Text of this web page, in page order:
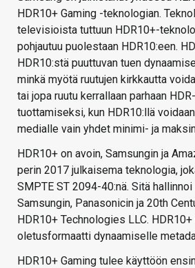
HDR10+ Gaming -teknologian.
televisioista tuttuun HDR10+-
pohjautuu puolestaan HDR10:een.
HDR10:stä puuttuvan tuen
minkä myötä ruutujen kirkkautta
tai jopa ruutu kerrallaan parhaan
tuottamiseksi, kun HDR10:llä
medialle vain yhdet minimi- ja
HDR10+ on avoin, Samsungin ja
perin 2017 julkaisema teknologia,
SMPTE ST 2094-40:nä. Sitä
Samsungin, Panasonicin ja 20th
HDR10+ Technologies LLC.
oletusformaatti dynaamiselle
HDR10+ Gaming tulee käyttöön